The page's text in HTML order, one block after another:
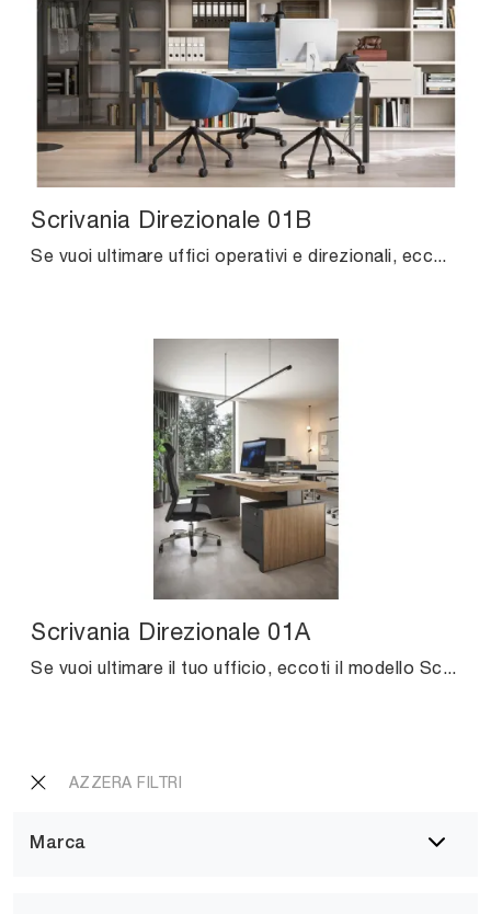
AZZERA FILTRI
Marca
Scrivania Direzionale 01B
Se vuoi ultimare uffici operativi e direzionali, eccoti il modello Scrivania Direzionale 01B di Cinquanta3 tra differenti soluzioni di scrivanie ...
Scrivania Direzionale 01A
Se vuoi ultimare il tuo ufficio, eccoti il modello Scrivania Direzionale 01A di Cinquanta3 tra diverse proposte di scrivanie direzionali.